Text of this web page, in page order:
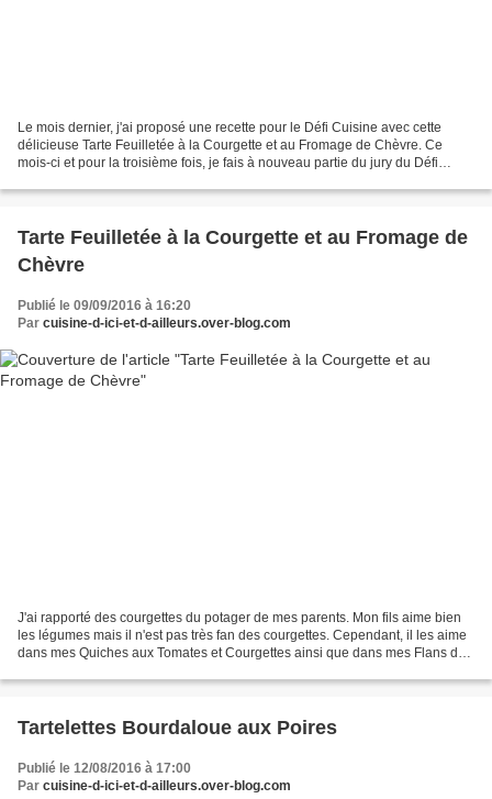
Le mois dernier, j'ai proposé une recette pour le Défi Cuisine avec cette
délicieuse Tarte Feuilletée à la Courgette et au Fromage de Chèvre. Ce
mois-ci et pour la troisième fois, je fais à nouveau partie du jury du Défi
Tarte Feuilletée à la Courgette et au Fromage de
Chèvre
Publié le 09/09/2016 à 16:20
Par cuisine-d-ici-et-d-ailleurs.over-blog.com
J'ai rapporté des courgettes du potager de mes parents. Mon fils aime bien
les légumes mais il n'est pas très fan des courgettes. Cependant, il les aime
dans mes Quiches aux Tomates et Courgettes ainsi que dans mes Flans de
Tartelettes Bourdaloue aux Poires
Publié le 12/08/2016 à 17:00
Par cuisine-d-ici-et-d-ailleurs.over-blog.com